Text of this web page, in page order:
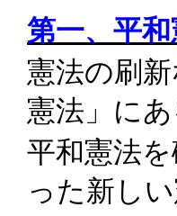
第一、平
憲法の刷
憲法」にあ
平和憲法
った新し